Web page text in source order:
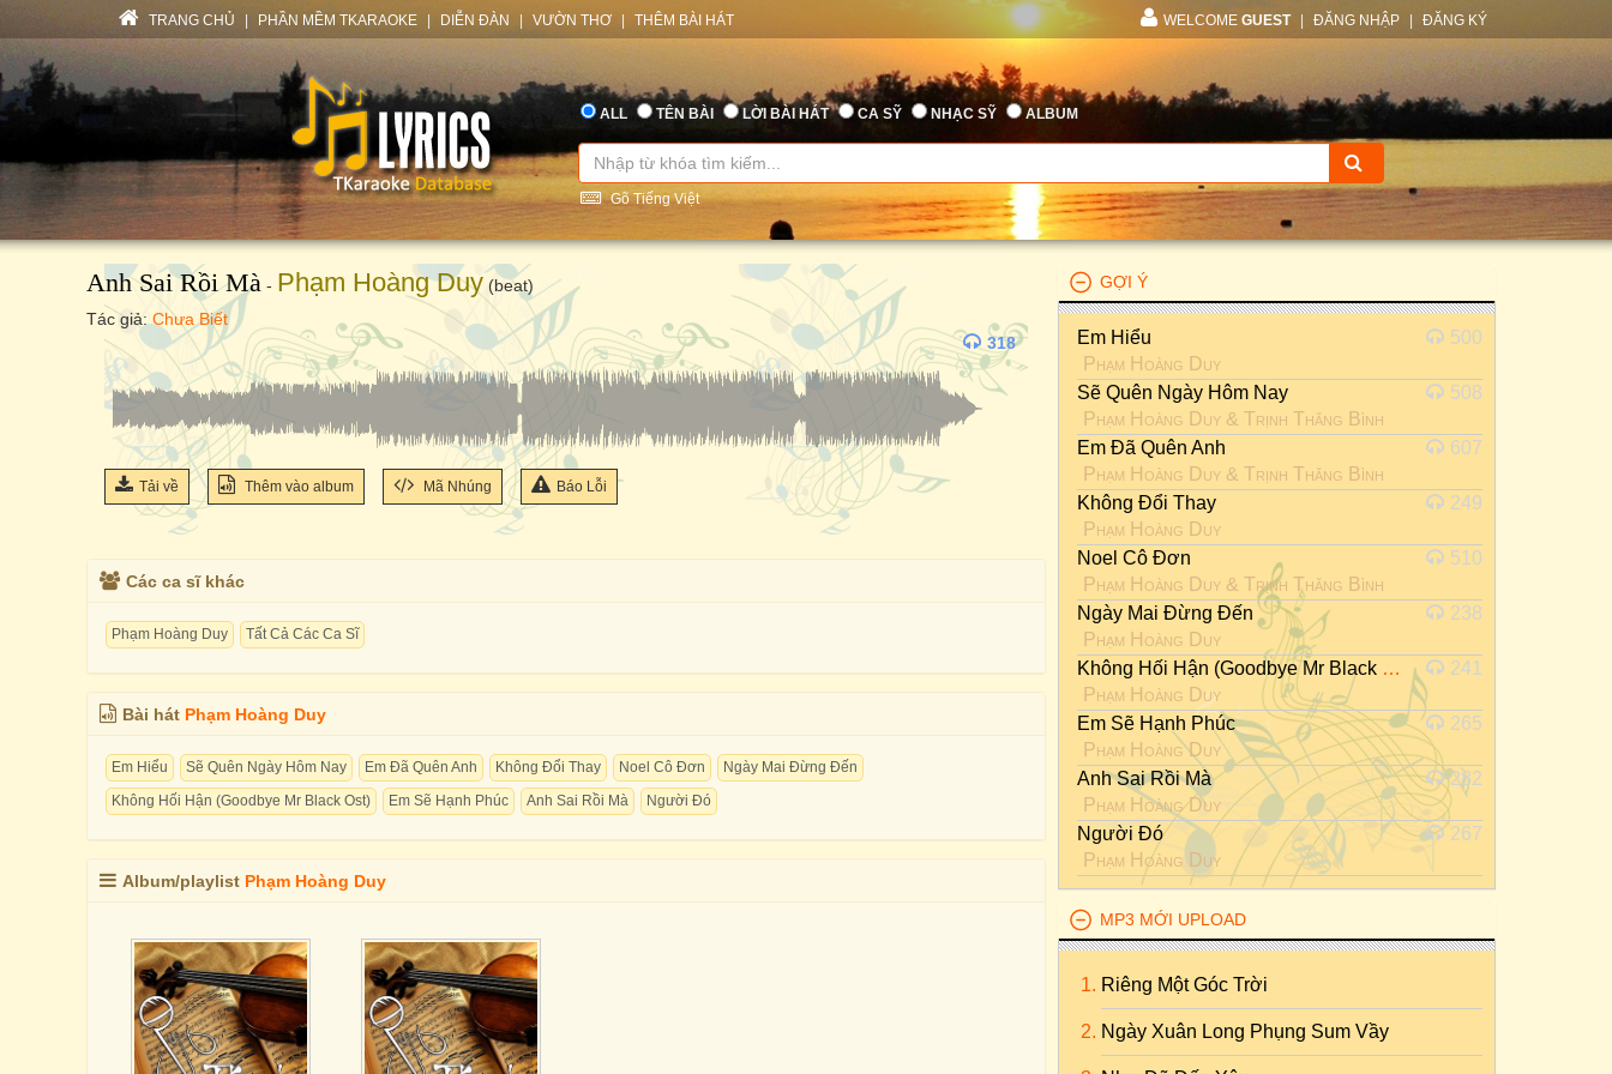
TRANG CHỦ PHẦN MỀM TKARAOKE DIỄN ĐÀN VƯỜN THƠ THÊM BÀI HÁT WELCOME GUEST ĐĂNG NHẬP ĐĂNG KÝ
ALL TÊN BÀI LỜI BÀI HÁT CA SỸ NHẠC SỸ ALBUM
Gõ Tiếng Việt
Anh Sai Rồi Mà - Phạm Hoàng Duy (beat)
Tác giả: Chưa Biết
318
Tải về Thêm vào album Mã Nhúng Báo Lỗi
Các ca sĩ khác
Phạm Hoàng Duy Tất Cả Các Ca Sĩ
Bài hát Phạm Hoàng Duy
Em Hiểu Sẽ Quên Ngày Hôm Nay Em Đã Quên Anh Không Đổi Thay Noel Cô Đơn
Ngày Mai Đừng Đến
Không Hối Hận (Goodbye Mr Black Ost)
Em Sẽ Hạnh Phúc Anh Sai Rồi Mà Người Đó
Album/playlist Phạm Hoàng Duy
GỢI Ý
Em Hiểu
Phạm Hoàng Duy
500
Sẽ Quên Ngày Hôm Nay
Phạm Hoàng Duy & Trịnh Thăng Bình
508
Em Đã Quên Anh
Phạm Hoàng Duy & Trịnh Thăng Bình
607
Không Đổi Thay
Phạm Hoàng Duy
249
Noel Cô Đơn
Phạm Hoàng Duy & Trịnh Thăng Bình
510
Ngày Mai Đừng Đến
Phạm Hoàng Duy
238
Không Hối Hận (Goodbye Mr Black Ost)
Phạm Hoàng Duy
241
Em Sẽ Hạnh Phúc
Phạm Hoàng Duy
265
Anh Sai Rồi Mà
Phạm Hoàng Duy
282
Người Đó
Phạm Hoàng Duy
267
MP3 MỚI UPLOAD
Riêng Một Góc Trời
Ngày Xuân Long Phụng Sum Vầy